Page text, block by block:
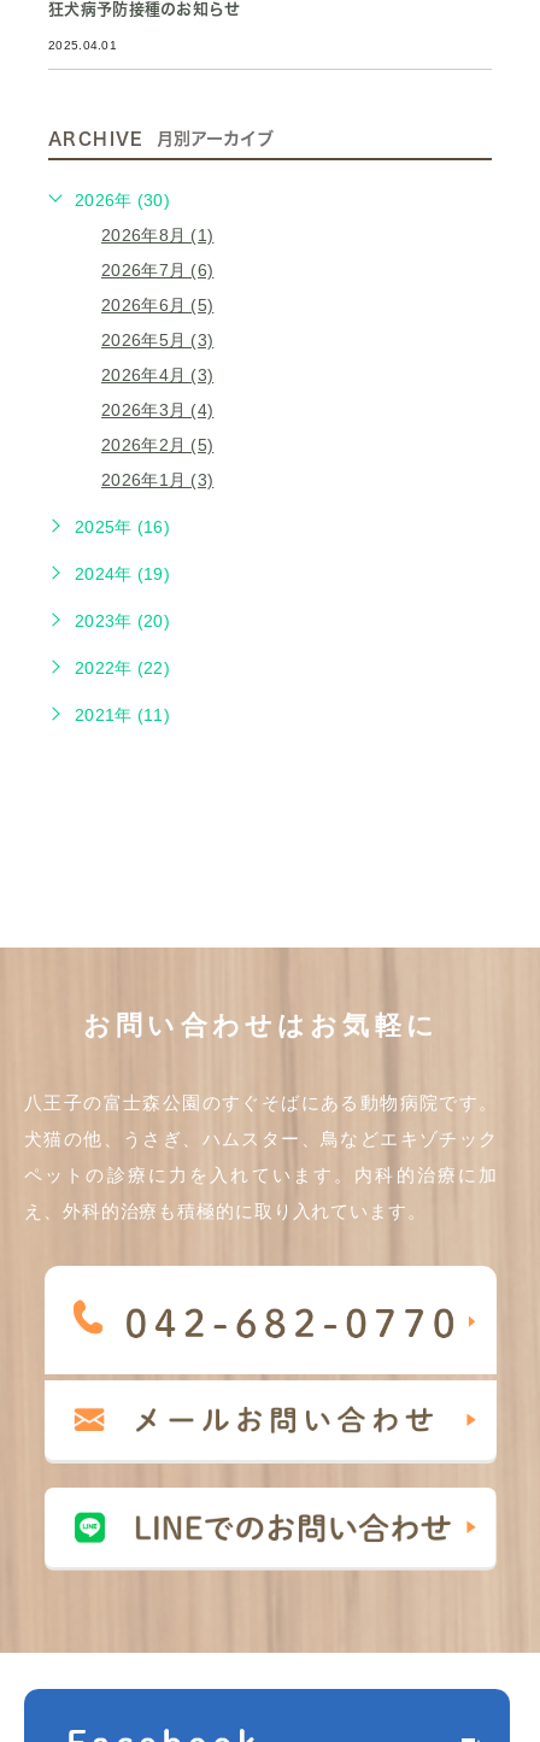
狂犬病予防接種のお知らせ
2025.04.01
ARCHIVE 月別アーカイブ
2026年 (30)
2026年8月 (1)
2026年7月 (6)
2026年6月 (5)
2026年5月 (3)
2026年4月 (3)
2026年3月 (4)
2026年2月 (5)
2026年1月 (3)
2025年 (16)
2024年 (19)
2023年 (20)
2022年 (22)
2021年 (11)
お問い合わせはお気軽に
八王子の富士森公園のすぐそばにある動物病院です。
犬猫の他、うさぎ、ハムスター、鳥などエキゾチック
ペットの診療に力を入れています。内科的治療に加
え、外科的治療も積極的に取り入れています。